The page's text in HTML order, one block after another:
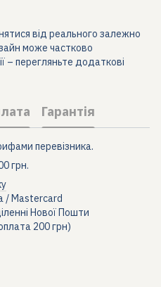
від реального залежно
може частково
– перегляньте додаткові
Гарантія
перевізника.
грн.
/ Mastercard
Нової Пошти
200 грн)